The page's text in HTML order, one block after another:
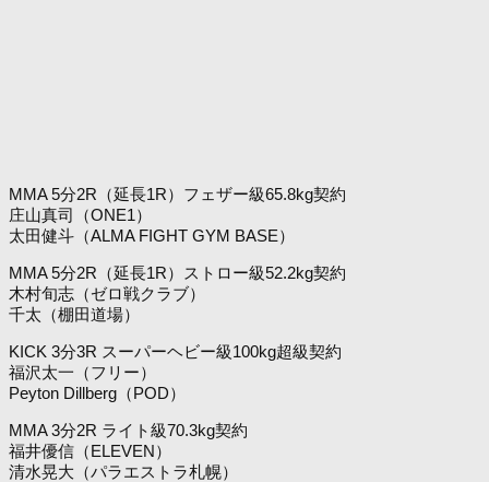
MMA 5分2R（延長1R）フェザー級65.8kg契約
庄山真司（ONE1）
太田健斗（ALMA FIGHT GYM BASE）
MMA 5分2R（延長1R）ストロー級52.2kg契約
木村旬志（ゼロ戦クラブ）
千太（棚田道場）
KICK 3分3R スーパーヘビー級100kg超級契約
福沢太一（フリー）
Peyton Dillberg（POD）
MMA 3分2R ライト級70.3kg契約
福井優信（ELEVEN）
清水晃大（パラエストラ札幌）